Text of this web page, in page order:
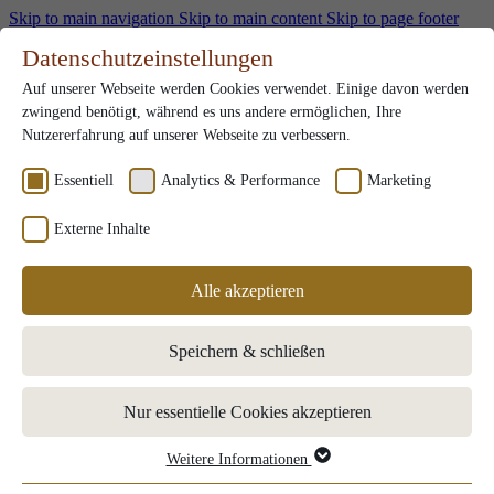
Skip to main navigation Skip to main content Skip to page footer
Gutscheine
Karriere Submenu for Karriere
Team
Stellenangebote
Benefits
Kontakt
DE
Zimmer & Angebote Submenu for "Zimmer & Angebote"
Zusätzliche Extras
Lunches
Restaurants
Datenschutzeinstellungen
Auf unserer Webseite werden Cookies verwendet. Einige davon werden
zwingend benötigt, während es uns andere ermöglichen, Ihre
Nutzererfahrung auf unserer Webseite zu verbessern.
Essentiell Analytics & Performance Marketing
Externe Inhalte
Alle akzeptieren
Speichern & schließen
Nur essentielle Cookies akzeptieren
Weitere Informationen